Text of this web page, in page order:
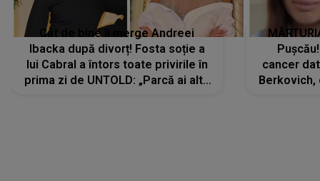
Cât de bine îi merge Andreei
Ibacka după divorț! Fosta soție a
lui Cabral a întors toate privirile în
prima zi de UNTOLD: „Parcă ai altă
cancer
Berkovich,